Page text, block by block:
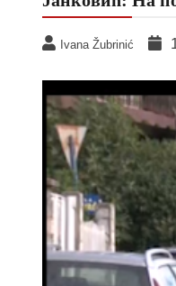
Ivana Žubrinić